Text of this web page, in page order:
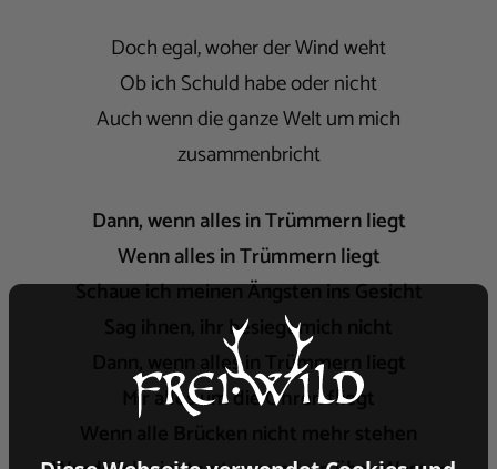
Doch egal, woher der Wind weht
Ob ich Schuld habe oder nicht
Auch wenn die ganze Welt um mich
zusammenbricht
Dann, wenn alles in Trümmern liegt
Wenn alles in Trümmern liegt
Schaue ich meinen Ängsten ins Gesicht
Sag ihnen, ihr besiegt mich nicht
Dann, wenn alles in Trümmern liegt
Mir alles um die Ohren fliegt